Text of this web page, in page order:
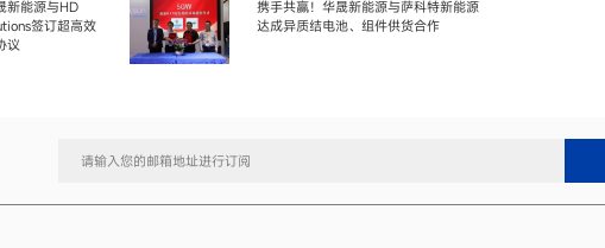
新能源与HD
签订超高效
议
携手共赢！华晟新能源与萨科特新能源
达成异质结电池、组件供货合作